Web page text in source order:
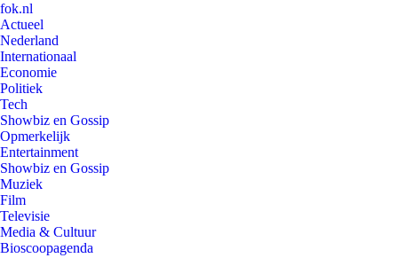
fok.nl
Actueel
Nederland
Internationaal
Economie
Politiek
Tech
Showbiz en Gossip
Opmerkelijk
Entertainment
Showbiz en Gossip
Muziek
Film
Televisie
Media & Cultuur
Bioscoopagenda